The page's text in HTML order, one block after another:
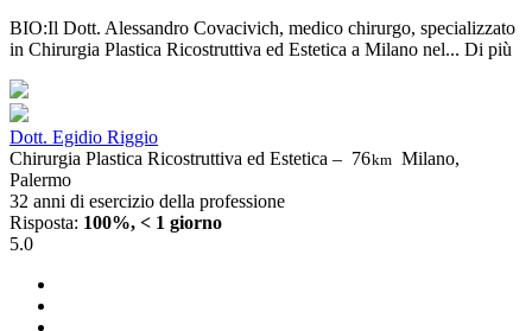
BIO:Il Dott. Alessandro Covacivich, medico chirurgo, specializzato
in Chirurgia Plastica Ricostruttiva ed Estetica a Milano nel... Di più
Dott. Egidio Riggio
Chirurgia Plastica Ricostruttiva ed Estetica – 76km Milano,
Palermo
32 anni di esercizio della professione
Risposta: 100%, < 1 giorno
5.0